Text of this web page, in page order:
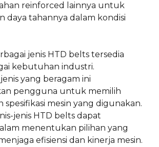
reinforced lainnya untuk
daya tahannya dalam kondisi
jenis HTD belts tersedia
kebutuhan industri.
yang beragam ini
pengguna untuk memilih
spesifikasi mesin yang digunakan.
jenis HTD belts dapat
menentukan pilihan yang
efisiensi dan kinerja mesin.